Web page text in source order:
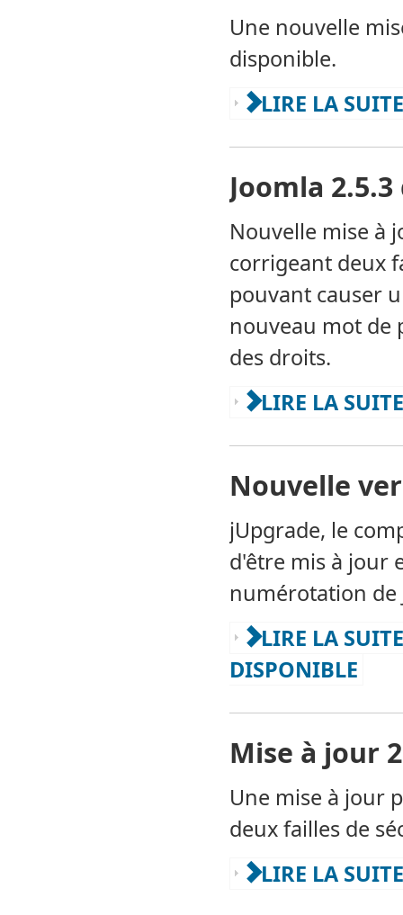
Une nouvelle
disponible.
LIRE LA
Joomla
Nouvelle mise à
corrigeant deux
pouvant causer
nouveau mot de
des droits.
LIRE LA
Nouvelle
jUpgrade, le
d'être mis à jour
numérotation de
LIRE LA
DISPONIBLE
Mise à jour
Une mise à jour
deux failles de
LIRE LA